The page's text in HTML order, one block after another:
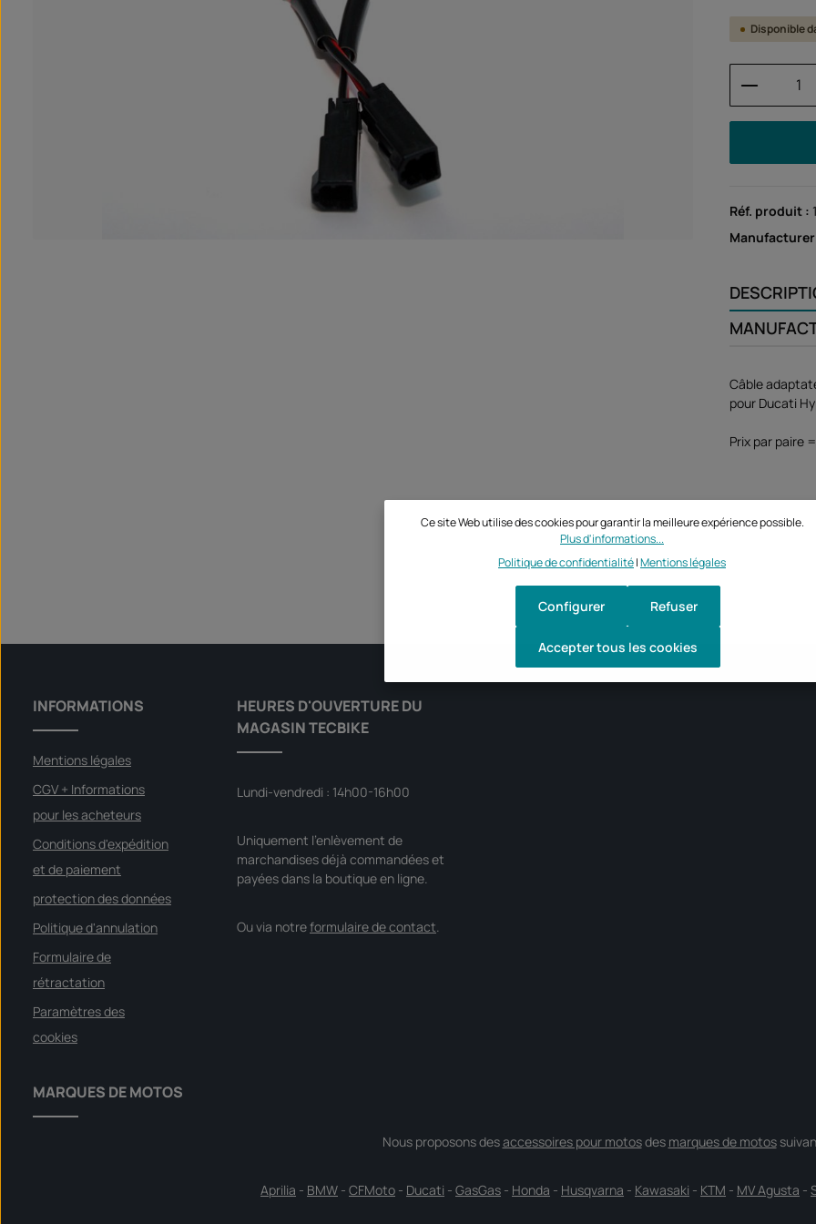
Disponible
Réf. produit :
Câble
pour Ducati
Prix par paire
INFORMATIONS
Mentions légales
CGV + Informations
pour les acheteurs
Conditions d'expédition
et de paiement
protection des données
Politique d'annulation
Formulaire de
rétractation
Paramètres des
cookies
HEURES D'OUVERTURE DU
MAGASIN TECBIKE
Lundi-vendredi : 14h00-16h00
Uniquement l'enlèvement de
marchandises déjà commandées et
payées dans la boutique en ligne.
Ou via notreformulaire de contact.
MARQUES DE MOTOS
Nous proposons desaccessoires pour motosdes marques de motos
Aprilia - BMW - CFMoto - Ducati - GasGas - Honda - Husqvarna - Kawasaki - KTM - MV Agusta -
Ce site Web utilise des cookies pour garantir la meilleure expérience possible.
Plus d'informations...
Politique de confidentialité|Mentions légales
Refuser
Configurer
Accepter tous les cookies